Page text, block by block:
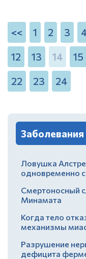
<< 1 2 3
12
13 14 15
22
23 24
Заболевания
Ловушка
одновременно
Смертоносный
Минамата
Когда тело
механизмы
Разрушение
дефицита